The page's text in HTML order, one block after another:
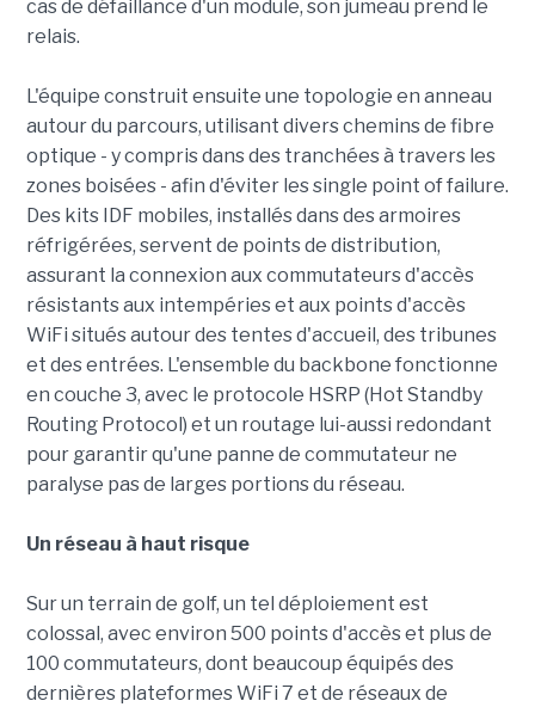
cas de défaillance d'un module, son jumeau prend le
relais.
L'équipe construit ensuite une topologie en anneau
autour du parcours, utilisant divers chemins de fibre
optique - y compris dans des tranchées à travers les
zones boisées - afin d'éviter les single point of failure.
Des kits IDF mobiles, installés dans des armoires
réfrigérées, servent de points de distribution,
assurant la connexion aux commutateurs d'accès
résistants aux intempéries et aux points d'accès
WiFi situés autour des tentes d'accueil, des tribunes
et des entrées. L'ensemble du backbone fonctionne
en couche 3, avec le protocole HSRP (Hot Standby
Routing Protocol) et un routage lui-aussi redondant
pour garantir qu'une panne de commutateur ne
paralyse pas de larges portions du réseau.
Un réseau à haut risque
Sur un terrain de golf, un tel déploiement est
colossal, avec environ 500 points d'accès et plus de
100 commutateurs, dont beaucoup équipés des
dernières plateformes WiFi 7 et de réseaux de